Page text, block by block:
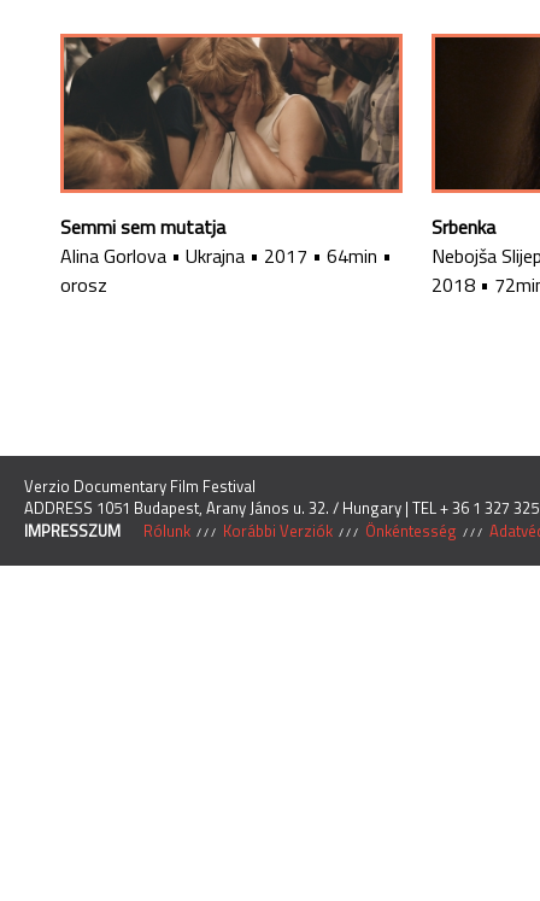
Semmi sem mutatja
Alina Gorlova • Ukrajna • 2017 • 64min •
orosz
Srbenka
Nebojša
2018 •
Verzio Documentary Film Festival
ADDRESS 1051 Budapest, Arany János u. 32. / Hungary | TEL + 36 1 327
IMPRESSZUM
Rólunk Korábbi Verziók Önkéntesség